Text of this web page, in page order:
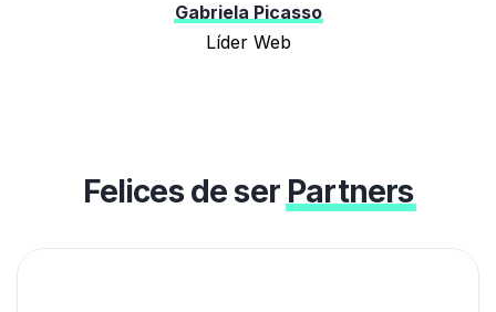
Gabriela Picasso
Líder Web
Felices de ser Partners